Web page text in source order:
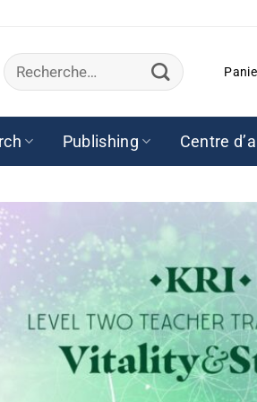
Recherche
pour :
Publishing Centre